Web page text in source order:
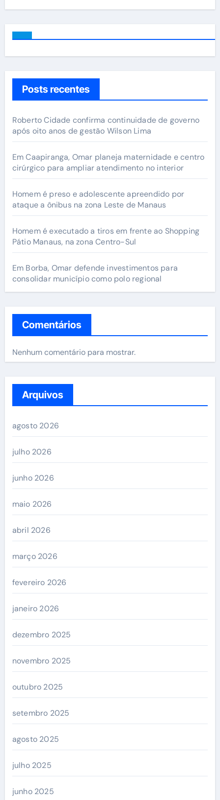
Posts recentes
Roberto Cidade confirma continuidade de governo
após oito anos de gestão Wilson Lima
Em Caapiranga, Omar planeja maternidade e centro
cirúrgico para ampliar atendimento no interior
Homem é preso e adolescente apreendido por
ataque a ônibus na zona Leste de Manaus
Homem é executado a tiros em frente ao Shopping
Pátio Manaus, na zona Centro-Sul
Em Borba, Omar defende investimentos para
consolidar município como polo regional
Comentários
Nenhum comentário para mostrar.
Arquivos
agosto 2026
julho 2026
junho 2026
maio 2026
abril 2026
março 2026
fevereiro 2026
janeiro 2026
dezembro 2025
novembro 2025
outubro 2025
setembro 2025
agosto 2025
julho 2025
junho 2025